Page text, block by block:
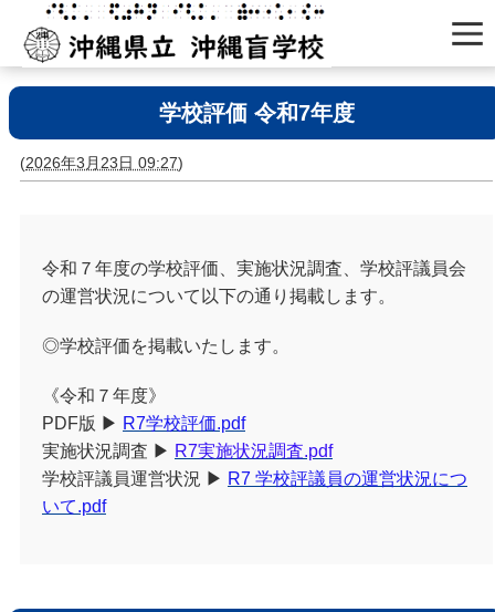
学校評価 令和7年度
(2026年3月23日 09:27)
令和７年度の学校評価、実施状況調査、学校評議員会
の運営状況について以下の通り掲載します。
◎学校評価を掲載いたします。
《令和７年度》
PDF版 ▶ R7学校評価.pdf
実施状況調査 ▶ R7実施状況調査.pdf
学校評議員運営状況 ▶ R7 学校評議員の運営状況につ
いて.pdf